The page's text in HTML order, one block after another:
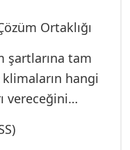
Ortaklığı
şartlarına tam
hangi
vereceğini
yayma